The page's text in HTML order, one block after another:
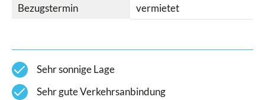
Bezugstermin
vermietet
check Sehr sonnige Lage
check Sehr gute Verkehrsanbindung